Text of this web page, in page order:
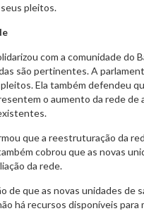
pleitos.
com a comunidade do
são pertinentes. A
Ela também defendeu
o aumento da rede de
que a reestruturação da
cobrou que as novas
da rede.
de que as novas unidades de
há recursos disponíveis para